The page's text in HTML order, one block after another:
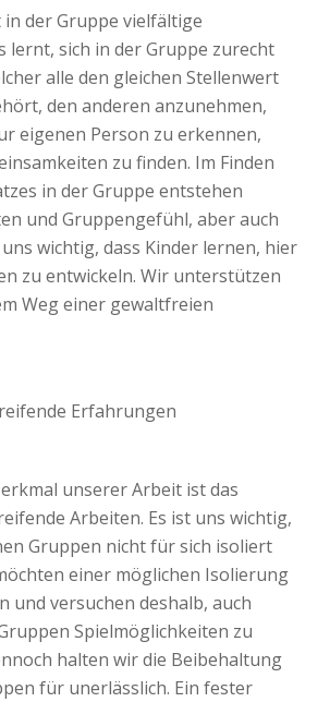
in der Gruppe vielfältige
lernt, sich in der Gruppe zurecht
alle den gleichen Stellenwert
den anderen anzunehmen,
eigenen Person zu erkennen,
zu finden. Im Finden
in der Gruppe entstehen
und Gruppengefühl, aber auch
wichtig, dass Kinder lernen, hier
zu entwickeln. Wir unterstützen
Weg einer gewaltfreien
Erfahrungen
unserer Arbeit ist das
Arbeiten. Es ist uns wichtig,
Gruppen nicht für sich isoliert
einer möglichen Isolierung
und versuchen deshalb, auch
Spielmöglichkeiten zu
halten wir die Beibehaltung
für unerlässlich. Ein fester